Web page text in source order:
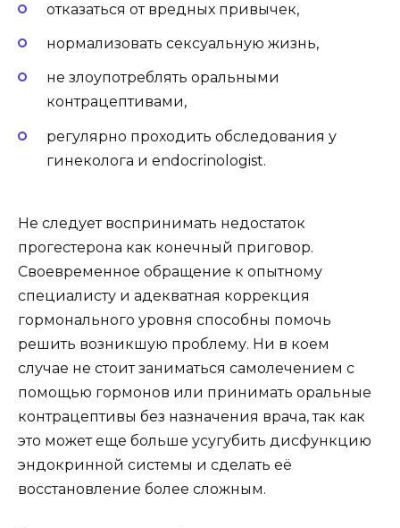
отказаться от вредных привычек,
нормализовать сексуальную жизнь,
не злоупотреблять оральными
контрацептивами,
регулярно проходить обследования у
гинеколога и endocrinologist.
Не следует воспринимать недостаток
прогестерона как конечный приговор.
Своевременное обращение к опытному
специалисту и адекватная коррекция
гормонального уровня способны помочь
решить возникшую проблему. Ни в коем
случае не стоит заниматься самолечением с
помощью гормонов или принимать оральные
контрацептивы без назначения врача, так как
это может еще больше усугубить дисфункцию
эндокринной системы и сделать её
восстановление более сложным.